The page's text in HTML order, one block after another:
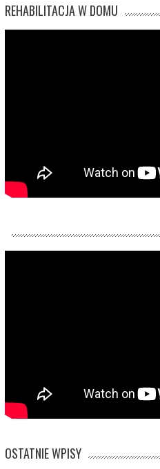
REHABILITACJA W DOMU
OSTATNIE WPISY